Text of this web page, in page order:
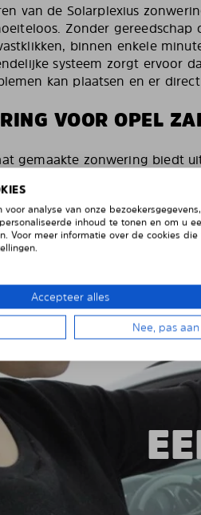
van de Solarplexius
Zonder
binnen enkele
systeem zorgt ervoor
kan plaatsen en er
VOOR OPEL
gemaakte zonwering biedt
UV-stralen en vermindert de
hoogwaardig Macrolon,
maar ook extra privacy.
wat garant staat
dan 500.000 tevreden
analyse van onze
inhoud te tonen en om u
Voor meer informatie over de cookies die
Accepteer alles
Nee, pas aan